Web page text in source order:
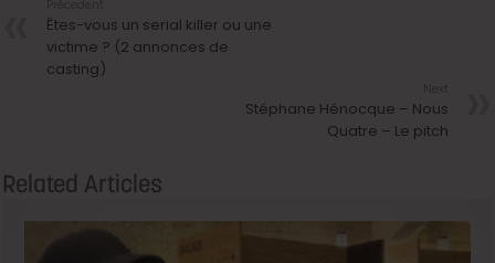
Êtes-vous un serial killer ou une
victime ? (2 annonces de
casting)
Stéphane Hénocque – Nous
Quatre – Le pitch
Related Articles